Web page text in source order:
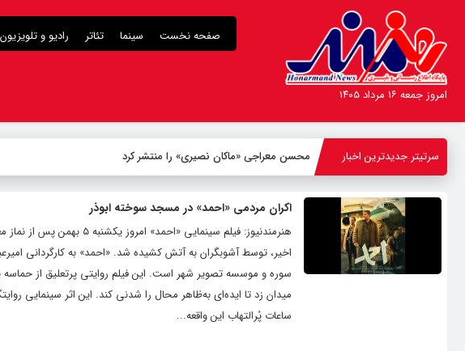
صفحه نخست سینما تئاتر رادیو و تلویزیون
امروز جمعه ۱۶ مرداد ۱۴۰۵
سرتیتر جدیدترین اخبار محسن معراجی «ماکان نصیری» را منتشر کرد
اکران مردمی «احمد» در مسجد سوخته ابوذر
هنرمندنیوز: فیلم
اخیر، توسط آشوبگران به آتش کشیده شد. «احمد» به کارگردانی
سوره و موسسه تصویر شهر است. این فیلم روایتی پرتعلیق از
ساعات پُرالتهاب این واقعه...